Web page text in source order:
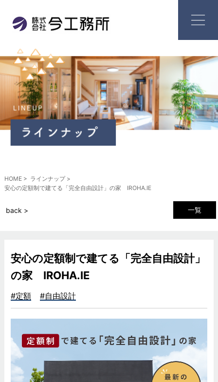
HOME
ラインナップ
安心の定額制で建てる「完全自由設計」の家 IROHA.IE
一覧
back >
安心の定額制で建てる「完全自由設計」
の家 IROHA.IE
#定額 #自由設計